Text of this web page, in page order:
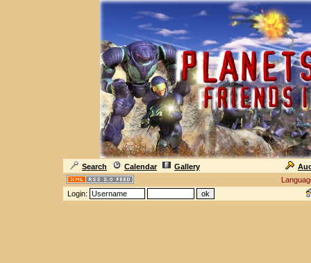
Search Calendar Gallery
Login: